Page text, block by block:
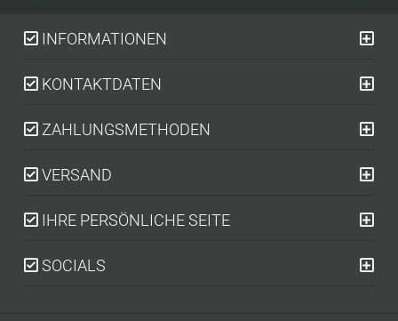
INFORMATIONEN
KONTAKTDATEN
ZAHLUNGSMETHODEN
VERSAND
IHRE PERSÖNLICHE SEITE
SOCIALS